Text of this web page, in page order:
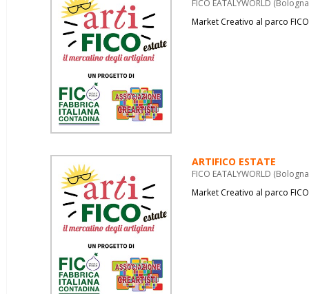
FICO EATALYWORLD
Market Creativo al parco FICO
ARTIFICO ESTATE
FICO EATALYWORLD
Market Creativo al parco FICO